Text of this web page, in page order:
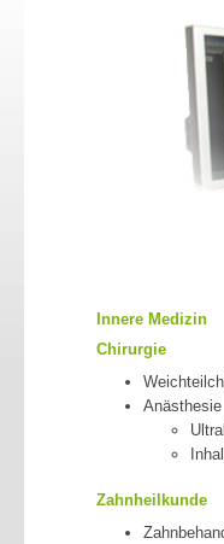
Innere Medizin
Chirurgie
Anästhesie
Zahnheilkunde